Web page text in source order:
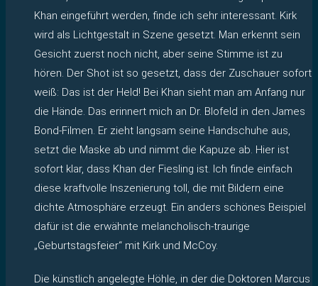
Khan eingeführt werden, finde ich sehr interessant. Kirk
wird als Lichtgestalt in Szene gesetzt. Man erkennt sein
Gesicht zuerst noch nicht, aber seine Stimme ist zu
hören. Der Shot ist so gesetzt, dass der Zuschauer sofort
weiß: Das ist der Held! Bei Khan sieht man am Anfang nur
die Hände. Das erinnert mich an Dr. Blofeld in den James
Bond-Filmen. Er zieht langsam seine Handschuhe aus,
setzt die Maske ab und nimmt die Kapuze ab. Hier ist
sofort klar, dass Khan der Fiesling ist. Ich finde einfach
diese kraftvolle Inszenierung toll, die mit Bildern eine
dichte Atmosphäre erzeugt. Ein anders schönes Beispiel
dafür ist die erwähnte melancholisch-traurige
„Geburtstagsfeier“ mit Kirk und McCoy.
Die künstlich angelegte Höhle, in der die Doktoren Marcus